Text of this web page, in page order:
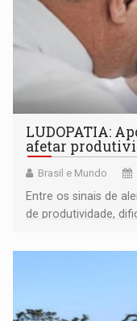
LUDOPATIA:
afetar
Brasil e Mundo
Entre os sinais de
de produtividade,